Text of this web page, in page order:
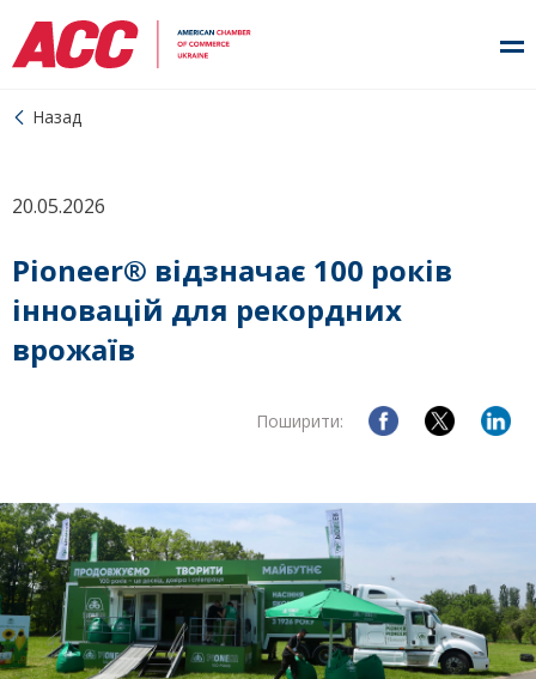
Назад
20.05.2026
Pioneer® відзначає 100 років
інновацій для рекордних
врожаїв
Поширити: